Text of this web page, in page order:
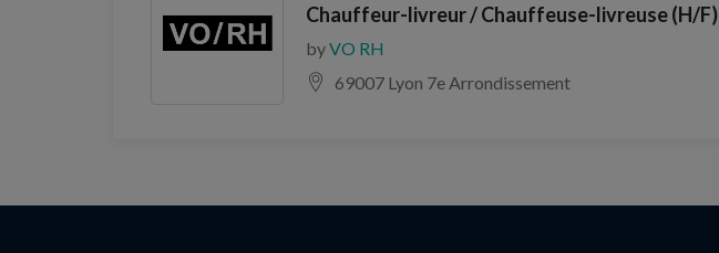
Chauffeur-livreur / Chauffeuse-livreuse (H/F)
byVO RH
69007 Lyon 7e Arrondissement